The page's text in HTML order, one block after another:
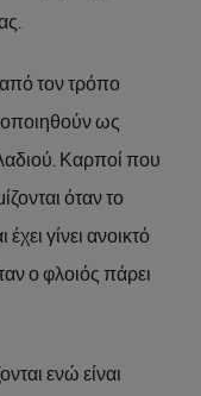
από τον τρόπο
ως
Καρποί που
όταν το
γίνει ανοικτό
ο φλοιός πάρει
ενώ είναι